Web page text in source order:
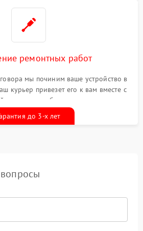
ремонтных работ
мы починим ваше устройство в
курьер привезет его к вам вместе с
талоном бесплатно
до 3-х лет